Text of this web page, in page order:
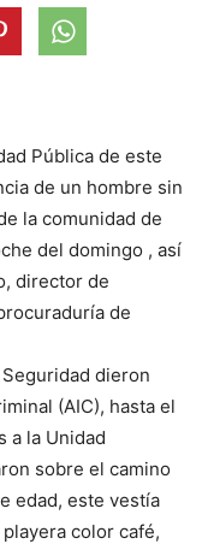
Pública de este
de un hombre sin
la comunidad de
del domingo , así
director de
de
dieron
(AIC), hasta el
a la Unidad
sobre el camino
edad, este vestía
color café,